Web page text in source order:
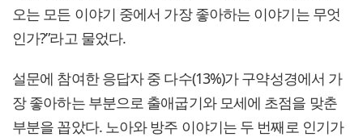
오는 모든 이야기 중에서 가장 좋아하는 이야기는 무엇
인가?”라고 물었다.
설문에 참여한 응답자 중 다수(13%)가 구약성경에서 가
장 좋아하는 부분으로 출애굽기와 모세에 초점을 맞춘
부분을 꼽았다. 노아와 방주 이야기는 두 번째로 인기가